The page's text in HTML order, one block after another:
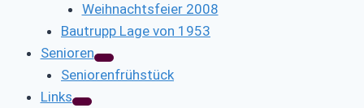
Weihnachtsfeier 2008
Bautrupp Lage von 1953
Senioren
Seniorenfrühstück
Links